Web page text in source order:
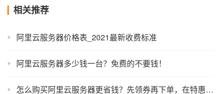
相关推荐
阿里云服务器价格表_2021最新收费标准
阿里云服务器多少钱一台？免费的不要钱！
怎么购买阿里云服务器更省钱？先领券再下单，在特惠活动购买更划算！